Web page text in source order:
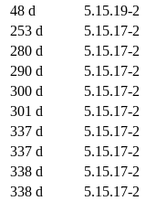
48 d
5.15.19-2
253 d
5.15.17-2
280 d
5.15.17-2
290 d
5.15.17-2
300 d
5.15.17-2
301 d
5.15.17-2
337 d
5.15.17-2
337 d
5.15.17-2
338 d
5.15.17-2
338 d
5.15.17-2